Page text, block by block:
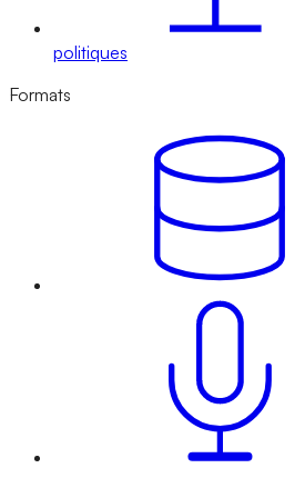
politiques
Formats